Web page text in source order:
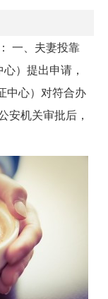
一、夫妻投靠
）提出申请，
中心）对符合办
安机关审批后，